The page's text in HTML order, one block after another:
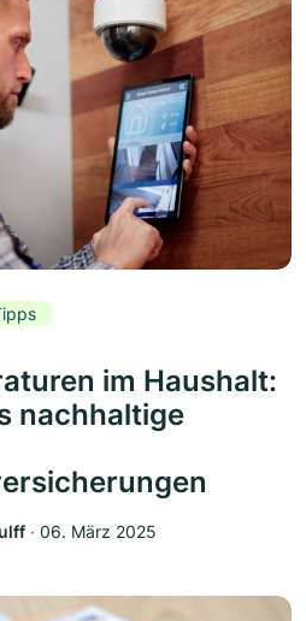
im Haushalt:
nachhaltige
‧ 06. März 2025